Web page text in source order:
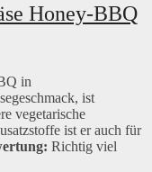
Honey-BBQ
in
ist
vegetarische
ist er auch für
Richtig viel